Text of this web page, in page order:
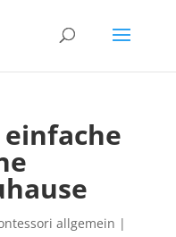
allgemein |